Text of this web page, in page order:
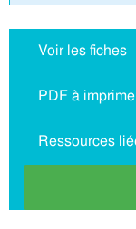
Voir les fiches
PDF à
Ressources